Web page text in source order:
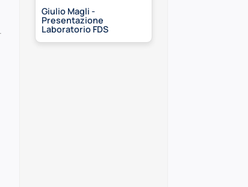
Giulio Magli -
Presentazione
Laboratorio FDS